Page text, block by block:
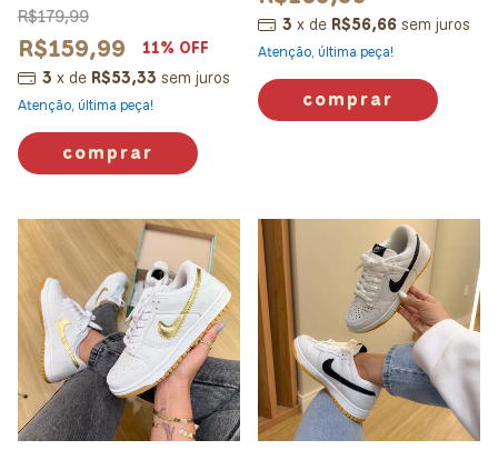
R$159,99
R$179,99
11% OFF
3 x de R$53,33 sem juros
Atenção, última peça!
comprar
3 x de R$56,66 sem juros
Atenção, última peça!
comprar